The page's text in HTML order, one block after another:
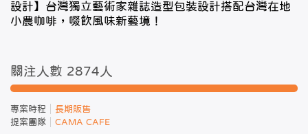
設計】台灣獨立藝術家雜誌造型包裝設計搭配台灣在地
小農咖啡，啜飲風味新藝境！
關注人數 2874 人
專案時程
長期販售
提案團隊
CAMA CAFE